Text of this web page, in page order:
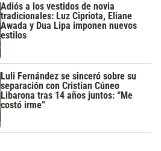
Adiós a los vestidos de novia
tradicionales: Luz Cipriota, Eliane
Awada y Dua Lipa imponen nuevos
estilos
Luli Fernández se sinceró sobre su
separación con Cristian Cúneo
Libarona tras 14 años juntos: “Me
costó irme”